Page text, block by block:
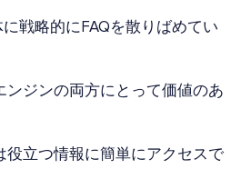
戦略的にFAQを散りばめてい
ンジンの両方にとって価値のあ
役立つ情報に簡単にアクセスで